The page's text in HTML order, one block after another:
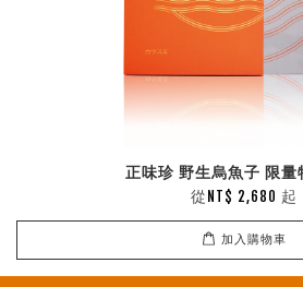
正味珍 野生烏魚子 限量
從 NT$ 2,680 起
加入購物車